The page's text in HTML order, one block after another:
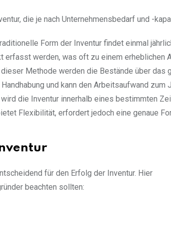
die je nach Unternehmensbedarf und -
Form der Inventur findet einmal
erfasst werden, was oft zu einem erheblichen
dieser Methode werden die Bestände über
und kann den Arbeitsaufwand zum
die Inventur innerhalb eines bestimmten
Flexibilität, erfordert jedoch eine genaue
für den Erfolg der Inventur. Hier
beachten sollten: